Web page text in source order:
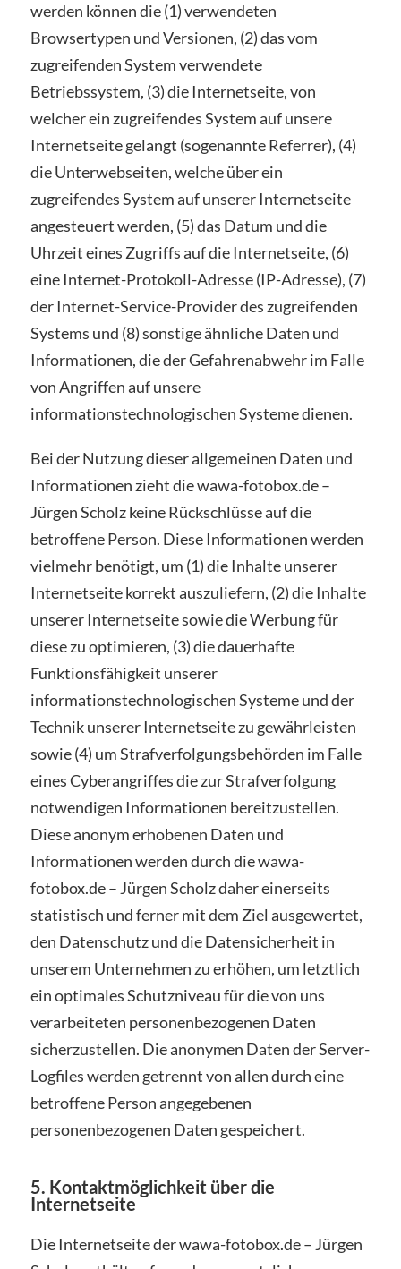
werden können die (1) verwendeten
Browsertypen und Versionen, (2) das vom
zugreifenden System verwendete
Betriebssystem, (3) die Internetseite, von
welcher ein zugreifendes System auf unsere
Internetseite gelangt (sogenannte Referrer), (4)
die Unterwebseiten, welche über ein
zugreifendes System auf unserer Internetseite
angesteuert werden, (5) das Datum und die
Uhrzeit eines Zugriffs auf die Internetseite, (6)
eine Internet-Protokoll-Adresse (IP-Adresse), (7)
der Internet-Service-Provider des zugreifenden
Systems und (8) sonstige ähnliche Daten und
Informationen, die der Gefahrenabwehr im Falle
von Angriffen auf unsere
informationstechnologischen Systeme dienen.
Bei der Nutzung dieser allgemeinen Daten und
Informationen zieht die wawa-fotobox.de –
Jürgen Scholz keine Rückschlüsse auf die
betroffene Person. Diese Informationen werden
vielmehr benötigt, um (1) die Inhalte unserer
Internetseite korrekt auszuliefern, (2) die Inhalte
unserer Internetseite sowie die Werbung für
diese zu optimieren, (3) die dauerhafte
Funktionsfähigkeit unserer
informationstechnologischen Systeme und der
Technik unserer Internetseite zu gewährleisten
sowie (4) um Strafverfolgungsbehörden im Falle
eines Cyberangriffes die zur Strafverfolgung
notwendigen Informationen bereitzustellen.
Diese anonym erhobenen Daten und
Informationen werden durch die wawa-
fotobox.de – Jürgen Scholz daher einerseits
statistisch und ferner mit dem Ziel ausgewertet,
den Datenschutz und die Datensicherheit in
unserem Unternehmen zu erhöhen, um letztlich
ein optimales Schutzniveau für die von uns
verarbeiteten personenbezogenen Daten
sicherzustellen. Die anonymen Daten der Server-
Logfiles werden getrennt von allen durch eine
betroffene Person angegebenen
personenbezogenen Daten gespeichert.
5. Kontaktmöglichkeit über die
Internetseite
Die Internetseite der wawa-fotobox.de – Jürgen